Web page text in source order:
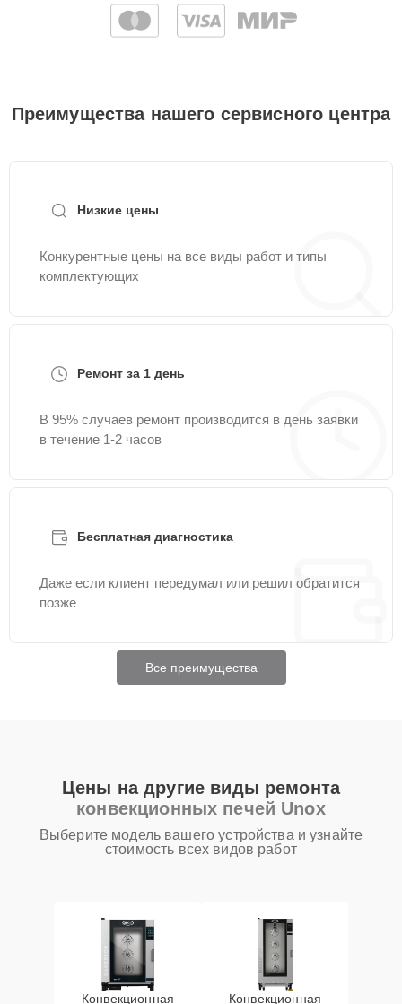
Преимущества нашего сервисного центра
Низкие цены
Конкурентные цены на все виды работ и типы
комплектующих
Ремонт за 1 день
В 95% случаев ремонт производится в день заявки
в течение 1-2 часов
Бесплатная диагностика
Даже если клиент передумал или решил обратится
позже
Все преимущества
Цены на другие виды ремонта
конвекционных печей Unox
Выберите модель вашего устройства и узнайте
стоимость всех видов работ
Конвекционная Конвекционная